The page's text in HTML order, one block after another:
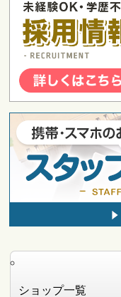
ショップ一覧